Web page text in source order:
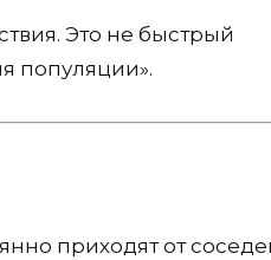
Это не быстрый
популяции».
приходят от